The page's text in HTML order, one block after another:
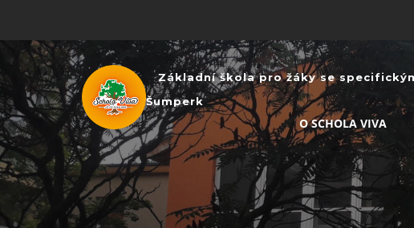
Základní škola pro žáky se
Šumperk
O SCHOLA VIVA